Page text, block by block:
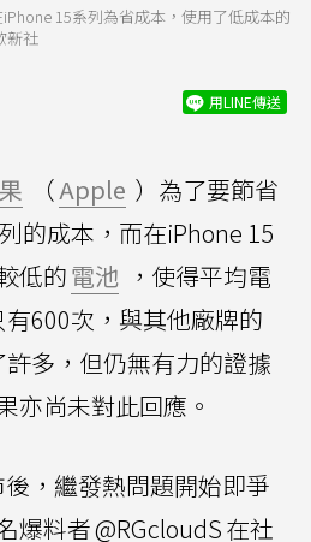
15系列為省成本，使用了低成本的
新社
用LINE傳送
（Apple ）為了要節省
的成本，而在iPhone 15
低的電池 ，使得平均電
600次，與其他廠牌的
多，但仍無有力的證據
亦尚未對此回應。
，繼發熱問題開始即爭
爆料者@RGcloudS在社